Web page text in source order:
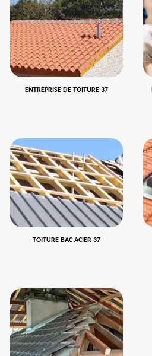
ENTREPRISE DE TOITURE 37
TOITURE BAC ACIER 37